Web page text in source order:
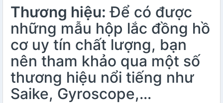
Thương hiệu: Để có được
những mẫu hộp lắc đồng hồ
cơ uy tín chất lượng, bạn
nên tham khảo qua một số
thương hiệu nổi tiếng như
Saike, Gyroscope,…